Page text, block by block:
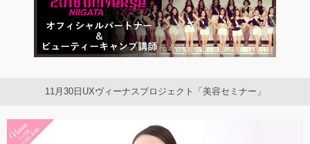
11月30日UXヴィーナスプロジェクト「美容セミナー」